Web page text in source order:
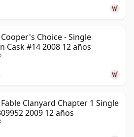
Choice - Single
Cask #14 2008 12 años
Clanyard Chapter 1 Single
2009 12 años